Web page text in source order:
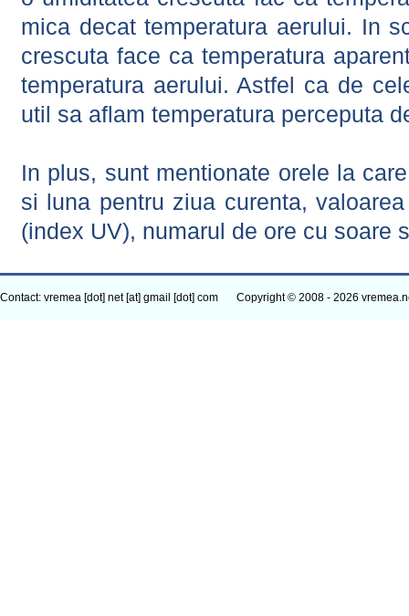
mica decat temperatura aerului. In
crescuta face ca temperatura
temperatura aerului. Astfel ca de
util sa aflam temperatura perceputa
In plus, sunt mentionate orele la
si luna pentru ziua curenta,
(index UV), numarul de ore cu soare
Contact: vremea [dot] net [at] gmail [dot] com Copyright © 2008 - 2026